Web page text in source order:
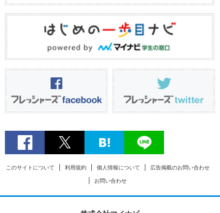
このサイトについて 利用規約 個人情報について 広告掲載のお問い合わせ
お問い合わせ